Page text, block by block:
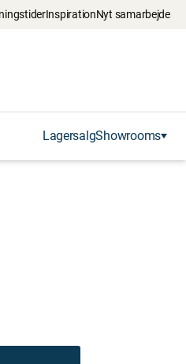
InspirationNyt samarbejde
LagersalgShowrooms